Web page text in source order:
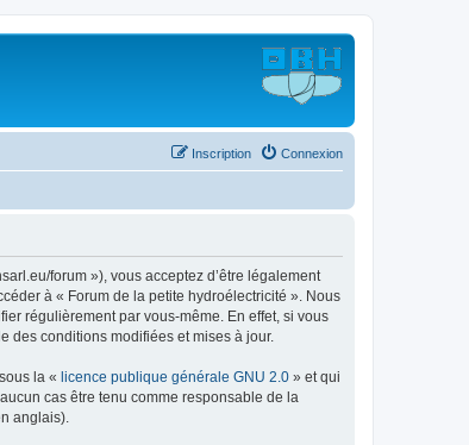
Connexion
Inscription
forum »), vous acceptez d’être légalement
à « Forum de la petite hydroélectricité ». Nous
régulièrement par vous-même. En effet, si vous
des conditions modifiées et mises à jour.
la « licence publique générale GNU 2.0 » et qui
cas être tenu comme responsable de la
anglais).